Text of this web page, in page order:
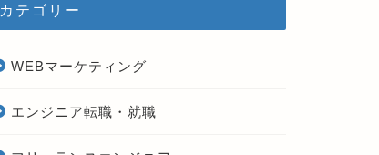
カテゴリー
WEBマーケティング
エンジニア転職・就職